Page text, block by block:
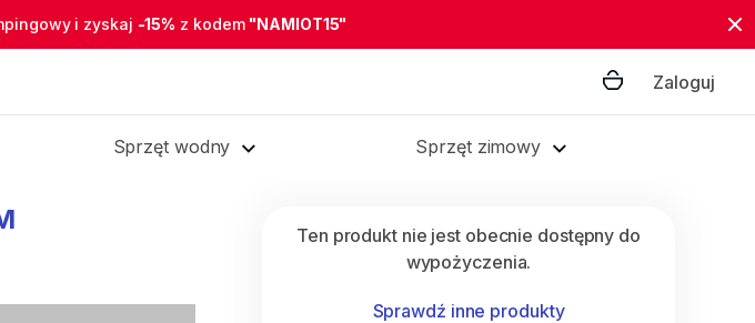
i zyskaj -15% z kodem "NAMIOT15"
Zaloguj
Sprzęt wodny Sprzęt zimowy
Ten produkt nie jest obecnie dostępny do
wypożyczenia.
Sprawdź inne produkty